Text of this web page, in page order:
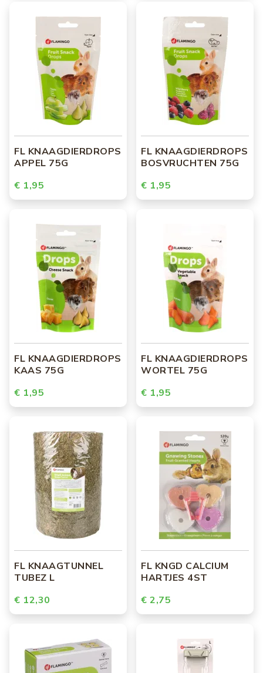
FL KNAAGDIERDROPS
APPEL 75G
€ 1,95
FL KNAAGDIERDROPS
BOSVRUCHTEN 75G
€ 1,95
FL KNAAGDIERDROPS
KAAS 75G
€ 1,95
FL KNAAGDIERDROPS
WORTEL 75G
€ 1,95
FL KNAAGTUNNEL
TUBEZ L
€ 12,30
FL KNGD CALCIUM
HARTJES 4ST
€ 2,75